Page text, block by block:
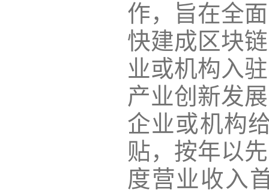
作，旨在全
快建成区块
业或机构入
产业创新发
企业或机构
贴，按年以
度营业收入